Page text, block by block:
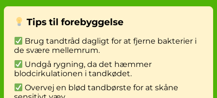
Tips til forebyggelse
Brug tandtråd dagligt for at fjerne bakterier i
de svære mellemrum.
Undgå rygning, da det hæmmer
blodcirkulationen i tandkødet.
Overvej en blød tandbørste for at skåne